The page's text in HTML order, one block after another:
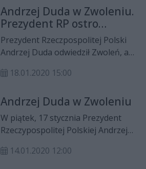
patriotów” i „kolebką polskości”.
Andrzej Duda w Zwoleniu.
Prezydent RP ostro
skrytykował wymiar
sprawiedliwości
Prezydent Rzeczpospolitej Polski
Andrzej Duda odwiedził Zwoleń, aby
swoim przemówieniu odniósł się do
zdrowia, a także do wymiaru
sprawiedliwości, który mocno
skrytykował - Nie będą nam tutaj w
obcych językach narzucali, jaki
mamy mieć ustrój i jak prowadzić
18.01.2020 15:00
Andrzej Duda w Zwoleniu
W piątek, 17 stycznia Prezydent
Rzeczypospolitej Polskiej Andrzej
radomskiego, a konkretnie do
14.01.2020 12:00